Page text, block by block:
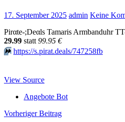
17. September 2025 admin Keine
Pirαtе-;Dеαls Tamaris Armbanduhr
29.99 statt 99.95 €
⏩️ https://s.pirat.deals/747258fb
View Source
Angebote Bot
Beitragsnavigation
Vorheriger Beitrag